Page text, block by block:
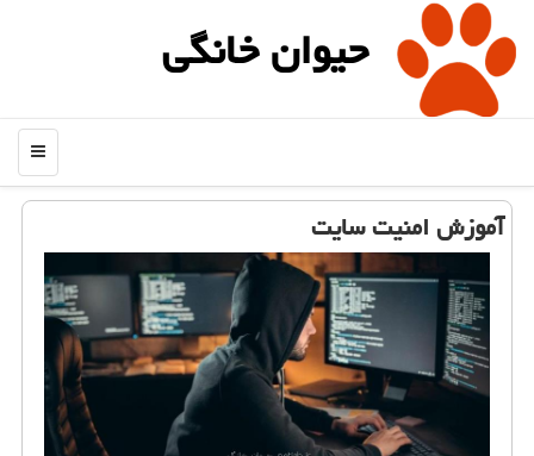
حیوان خانگی
منو
آموزش امنیت سایت